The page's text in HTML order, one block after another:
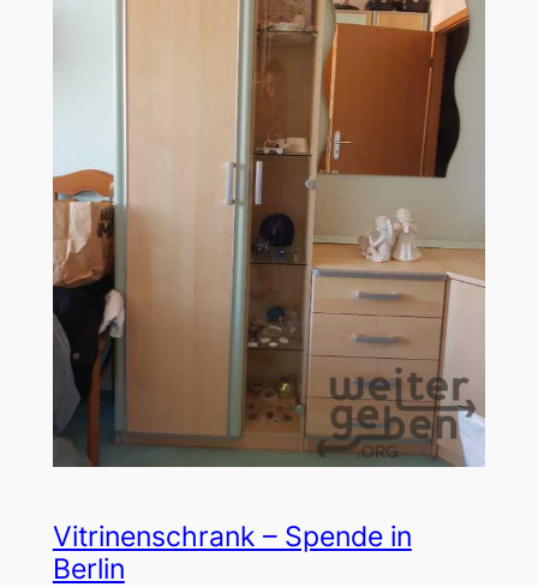
Vitrinenschrank – Spende in
Berlin